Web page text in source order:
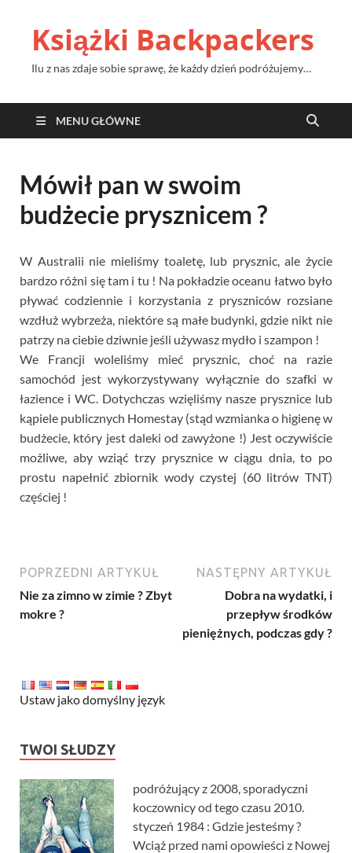
Książki Backpackers
Ilu z nas zdaje sobie sprawę, że każdy dzień podróżujemy…
MENU GŁÓWNE
Mówił pan w swoim
budżecie prysznicem ?
W Australii nie mieliśmy toaletę, lub prysznic, ale życie
bardzo różni się tam i tu ! Na pokładzie oceanu łatwo było
pływać codziennie i korzystania z pryszniców rozsiane
wzdłuż wybrzeża, niektóre są małe budynki, gdzie nikt nie
patrzy na ciebie dziwnie jeśli używasz mydło i szampon !
We Francji woleliśmy mieć prysznic, choć na razie
samochód jest wykorzystywany wyłącznie do szafki w
łazience i WC. Dotychczas wzięliśmy nasze prysznice lub
kąpiele publicznych Homestay (stąd wzmianka o higienę w
budżecie, który jest daleki od zawyżone !) Jest oczywiście
możliwe, aby wziąć trzy prysznice w ciągu dnia, to po
prostu napełnić zbiornik wody czystej (60 litrów TNT)
częściej !
POPRZEDNI ARTYKUŁ
Nie za zimno w zimie ? Zbyt
mokre ?
NASTĘPNY ARTYKUŁ
Dobra na wydatki, i
przepływ środków
pieniężnych, podczas gdy ?
Ustaw jako domyślny język
TWOI SŁUDZY
podróżujący z 2008, sporadyczni
koczownicy od tego czasu 2010.
styczeń 1984 : Gdzie jesteśmy ?
Wciąż przed nami opowieści z Nowej